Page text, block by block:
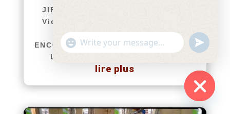
JIFA 2026 : L'ARTICLE d’AGUIAR
Victorine Ayodélé CONTINUE DE*
*SUSCITER ADMIRATION ET
ENCOURAGEMENTS afriquenligne.tg
L’article intitulé « Journée...
lire plus
Hide
"+chaty_settings.lang.emoji_picker+"
WhatsApp
undefined